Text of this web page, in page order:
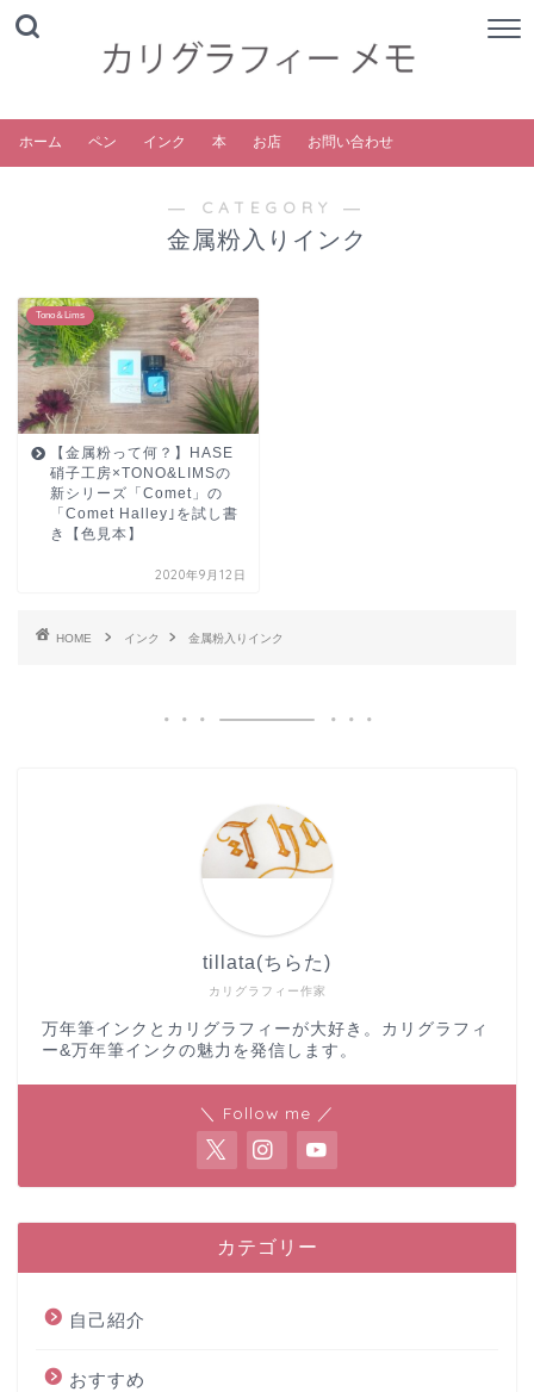
ホーム ペン インク 本 お店 お問い合わせ
― CATEGORY ―
金属粉入りインク
Tono＆Lims
【金属粉って何？】HASE
硝子工房×TONO&LIMSの
新シリーズ「Comet」の
「Comet Halley｣を試し書
き【色見本】
2020年9月12日
HOME インク 金属粉入りインク
カリグラフィー作家
tillata(ちらた)
万年筆インクとカリグラフィーが大好き。カリグラフィ
ー&万年筆インクの魅力を発信します。
＼ Follow me ／
カテゴリー
自己紹介
おすすめ